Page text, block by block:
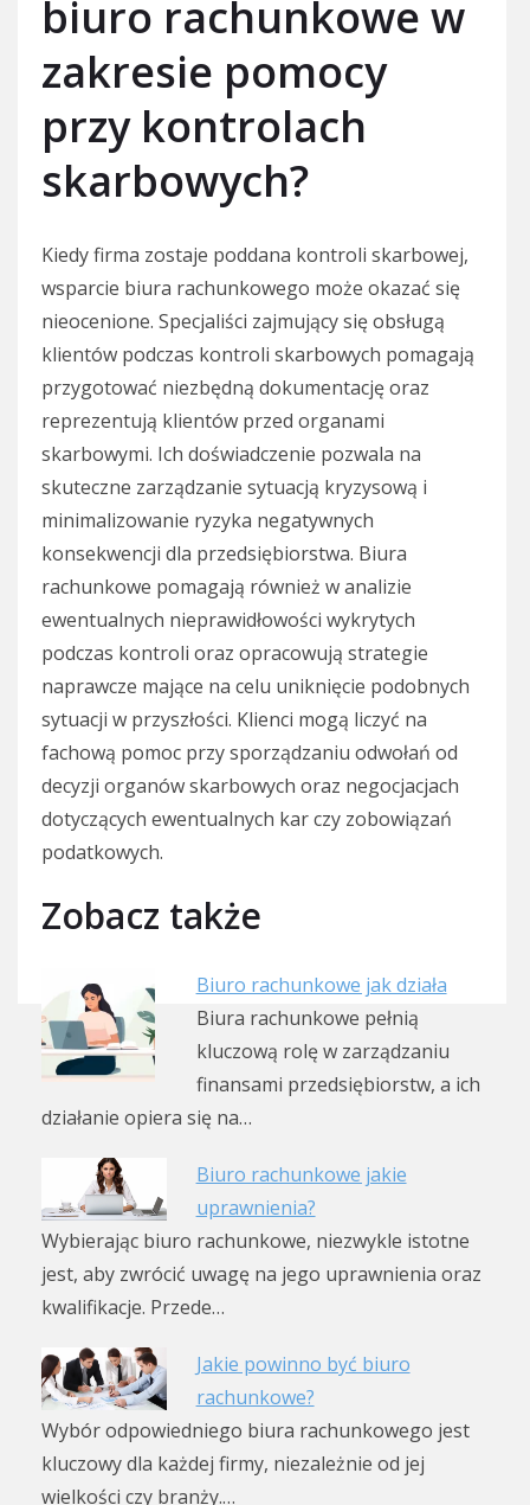
biuro rachunkowe w
zakresie pomocy
przy kontrolach
skarbowych?
Kiedy firma zostaje poddana kontroli skarbowej,
wsparcie biura rachunkowego może okazać się
nieocenione. Specjaliści zajmujący się obsługą
klientów podczas kontroli skarbowych pomagają
przygotować niezbędną dokumentację oraz
reprezentują klientów przed organami
skarbowymi. Ich doświadczenie pozwala na
skuteczne zarządzanie sytuacją kryzysową i
minimalizowanie ryzyka negatywnych
konsekwencji dla przedsiębiorstwa. Biura
rachunkowe pomagają również w analizie
ewentualnych nieprawidłowości wykrytych
podczas kontroli oraz opracowują strategie
naprawcze mające na celu uniknięcie podobnych
sytuacji w przyszłości. Klienci mogą liczyć na
fachową pomoc przy sporządzaniu odwołań od
decyzji organów skarbowych oraz negocjacjach
dotyczących ewentualnych kar czy zobowiązań
podatkowych.
Zobacz także
Biuro rachunkowe jak działa
Biura rachunkowe pełnią
kluczową rolę w zarządzaniu
finansami przedsiębiorstw, a ich
działanie opiera się na…
Biuro rachunkowe jakie
uprawnienia?
Wybierając biuro rachunkowe, niezwykle istotne
jest, aby zwrócić uwagę na jego uprawnienia oraz
kwalifikacje. Przede…
Jakie powinno być biuro
rachunkowe?
Wybór odpowiedniego biura rachunkowego jest
kluczowy dla każdej firmy, niezależnie od jej
wielkości czy branży.…